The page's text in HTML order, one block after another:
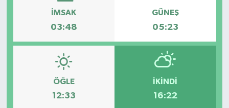
İMSAK
03:48
GÜNEŞ
05:23
ÖĞLE
12:33
İKINDI
16:22
SİYASET
SPONSORLU YAZI